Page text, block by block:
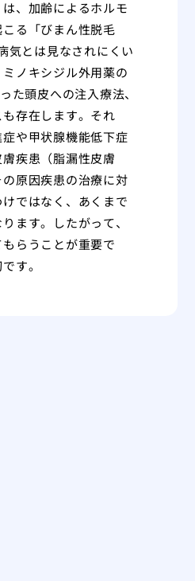
、加齢によるホルモ
る「びまん性脱毛
気とは見なされにくい
ノキシジル外用薬の
た頭皮への注入療法、
存在します。それ
や甲状腺機能低下症
疾患（脂漏性皮膚
原因疾患の治療に対
ではなく、あくまで
ます。したがって、
らうことが重要で
す。